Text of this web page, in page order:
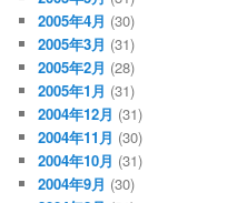
2005年4月 (30)
2005年3月 (31)
2005年2月 (28)
2005年1月 (31)
2004年12月 (31)
2004年11月 (30)
2004年10月 (31)
2004年9月 (30)